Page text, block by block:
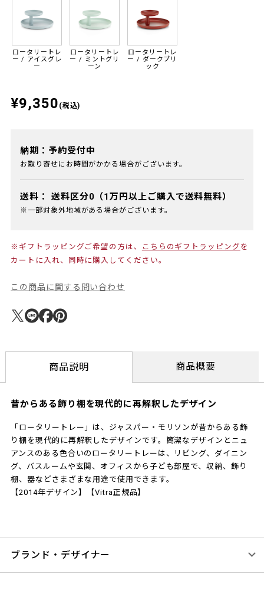
ロータリートレ
ー / アイスグレ
ー
ロータリートレ
ー / ミントグリ
ーン
ロータリートレ
ー / ダークブリ
ック
¥9,350 (税込)
納期：予約受付中
お取り寄せにお時間がかかる場合がございます。
送料： 送料区分0（1万円以上ご購入で送料無料）
※一部対象外地域がある場合がございます。
※ギフトラッピングご希望の方は、 こちらのギフトラッピング を
カートに入れ、同時に購入してください。
この商品に関する問い合わせ
商品説明 商品概要
昔からある飾り棚を現代的に再解釈したデザイン
「ロータリートレー」は、ジャスパー・モリソンが昔からある飾
り棚を現代的に再解釈したデザインです。簡潔なデザインとニュ
アンスのある色合いのロータリートレーは、リビング、ダイニン
グ、バスルームや玄関、オフィスから子ども部屋で、収納、飾り
棚、器などさまざまな用途で使用できます。
【2014年デザイン】【Vitra正規品】
ブランド・デザイナー